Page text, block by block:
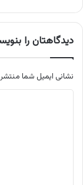
دیدگاهتان را
نشانی ایمیل شما